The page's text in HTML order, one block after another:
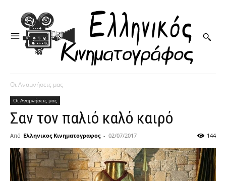
Οι Αναμνήσεις μας
Οι Αναμνήσεις μας
Σαν τον παλιό καλό καιρό
Από Ελληνικος Κινηματογραφος - 02/07/2017 144